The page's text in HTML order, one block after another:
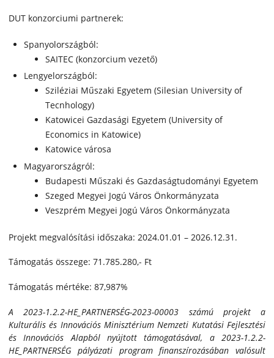
DUT konzorciumi partnerek:
Spanyolországból:
SAITEC (konzorcium vezető)
Lengyelországból:
Sziléziai Műszaki Egyetem (Silesian University of
Tecnhology)
Katowicei Gazdasági Egyetem (University of
Economics in Katowice)
Katowice városa
Magyarországról:
Budapesti Műszaki és Gazdaságtudományi Egyetem
Szeged Megyei Jogú Város Önkormányzata
Veszprém Megyei Jogú Város Önkormányzata
Projekt megvalósítási időszaka: 2024.01.01 – 2026.12.31.
Támogatás összege: 71.785.280,- Ft
Támogatás mértéke: 87,987%
A 2023-1.2.2-HE_PARTNERSÉG-2023-00003 számú projekt a
Kulturális és Innovációs Minisztérium Nemzeti Kutatási Fejlesztési
és Innovációs Alapból nyújtott támogatásával, a 2023-1.2.2-
HE_PARTNERSÉG pályázati program finanszírozásában valósult